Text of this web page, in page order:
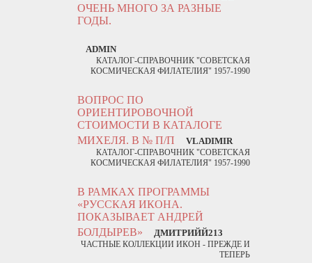
ОЧЕНЬ МНОГО ЗА РАЗНЫЕ
ГОДЫ.
ADMIN
КАТАЛОГ-СПРАВОЧНИК "СОВЕТСКАЯ
КОСМИЧЕСКАЯ ФИЛАТЕЛИЯ" 1957-1990
ВОПРОС ПО
ОРИЕНТИРОВОЧНОЙ
СТОИМОСТИ В КАТАЛОГЕ
МИХЕЛЯ. В № П/П
VLADIMIR
КАТАЛОГ-СПРАВОЧНИК "СОВЕТСКАЯ
КОСМИЧЕСКАЯ ФИЛАТЕЛИЯ" 1957-1990
В РАМКАХ ПРОГРАММЫ
«РУССКАЯ ИКОНА.
ПОКАЗЫВАЕТ АНДРЕЙ
БОЛДЫРЕВ»
ДМИТРИЙЙ213
ЧАСТНЫЕ КОЛЛЕКЦИИ ИКОН - ПРЕЖДЕ И
ТЕПЕРЬ